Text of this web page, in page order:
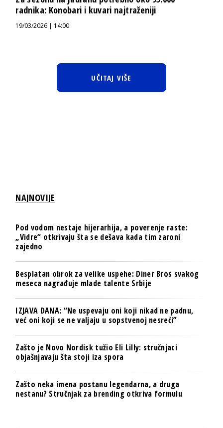
radnika: Konobari i kuvari najtraženiji
19/03/2026 | 14:00
UČITAJ VIŠE
NAJNOVIJE
Pod vodom nestaje hijerarhija, a poverenje raste:
„Vidre“ otkrivaju šta se dešava kada tim zaroni
zajedno
Besplatan obrok za velike uspehe: Diner Bros svakog
meseca nagrađuje mlade talente Srbije
IZJAVA DANA: “Ne uspevaju oni koji nikad ne padnu,
već oni koji se ne valjaju u sopstvenoj nesreći”
Zašto je Novo Nordisk tužio Eli Lilly: stručnjaci
objašnjavaju šta stoji iza spora
Zašto neka imena postanu legendarna, a druga
nestanu? Stručnjak za brending otkriva formulu